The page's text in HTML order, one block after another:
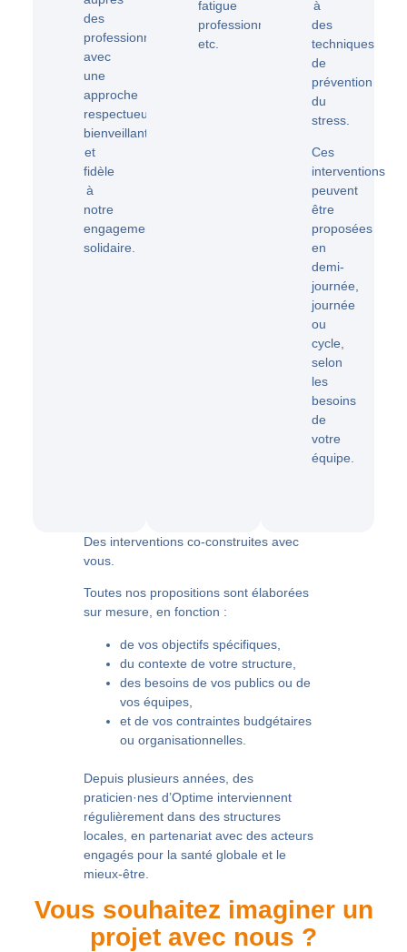
des
professionnel·les
avec
une
approche
respectueuse,
bienveillante
et
fidèle
à
notre
engagement
solidaire.
fatigue
professionnelle
etc.
à
des
techniques
de
prévention
du
stress.
Ces
interventions
peuvent
être
proposées
en
demi-
journée,
journée
ou
cycle
selon
les
besoins
de
votre
équipe.
Des interventions co-construites avec
vous.
Toutes nos propositions sontélaborées
sur mesure , en fonction :
de vosobjectifs spécifiques
ducontexte de votre structure
des besoins de vos publics ou de
vos équipes
et de voscontraintes budgétaires
ou organisationnelles
Depuis plusieurs années, des
praticien·nes d’Optime interviennent
régulièrement dans des structures
locales, en partenariat avec des acteurs
engagés pour lasanté globale et le
mieux-être
Vous souhaitez imaginer un
projet avec nous ?